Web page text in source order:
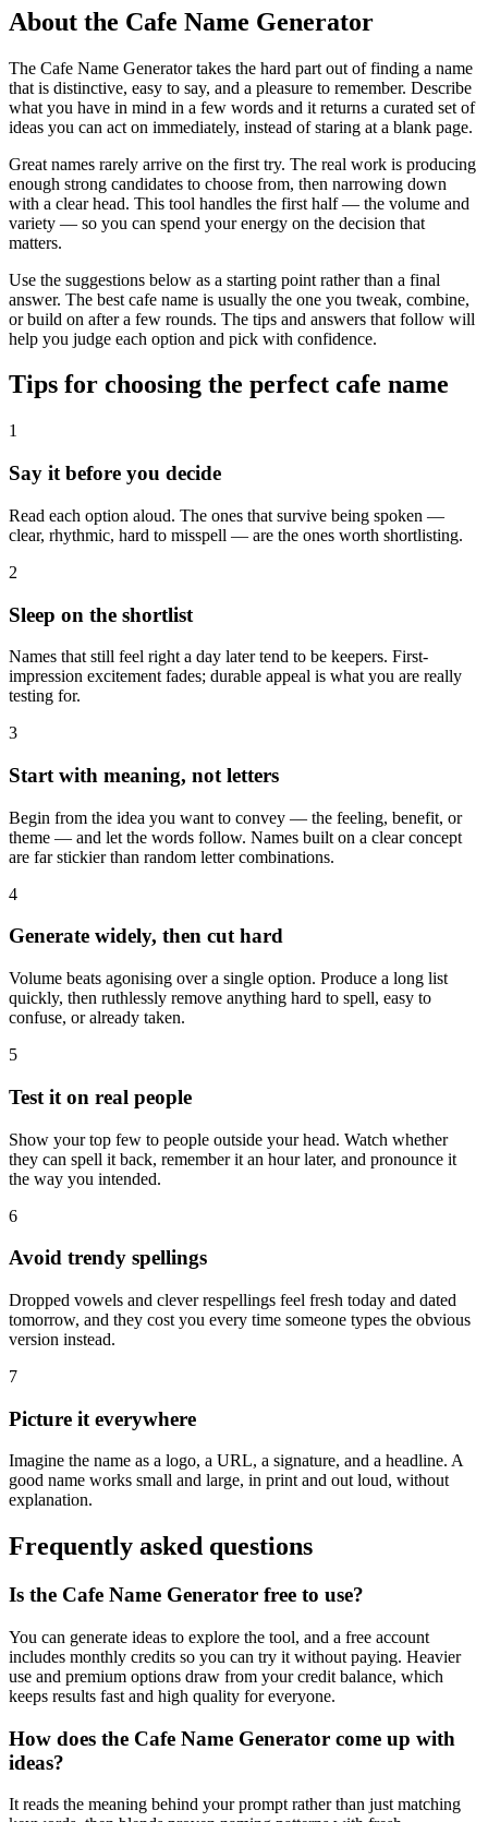
About the Cafe Name Generator
The Cafe Name Generator takes the hard part out of finding a name
that is distinctive, easy to say, and a pleasure to remember. Describe
what you have in mind in a few words and it returns a curated set of
ideas you can act on immediately, instead of staring at a blank page.
Great names rarely arrive on the first try. The real work is producing
enough strong candidates to choose from, then narrowing down
with a clear head. This tool handles the first half — the volume and
variety — so you can spend your energy on the decision that
matters.
Use the suggestions below as a starting point rather than a final
answer. The best cafe name is usually the one you tweak, combine,
or build on after a few rounds. The tips and answers that follow will
help you judge each option and pick with confidence.
Tips for choosing the perfect cafe name
1
Say it before you decide
Read each option aloud. The ones that survive being spoken —
clear, rhythmic, hard to misspell — are the ones worth shortlisting.
2
Sleep on the shortlist
Names that still feel right a day later tend to be keepers. First-
impression excitement fades; durable appeal is what you are really
testing for.
3
Start with meaning, not letters
Begin from the idea you want to convey — the feeling, benefit, or
theme — and let the words follow. Names built on a clear concept
are far stickier than random letter combinations.
4
Generate widely, then cut hard
Volume beats agonising over a single option. Produce a long list
quickly, then ruthlessly remove anything hard to spell, easy to
confuse, or already taken.
5
Test it on real people
Show your top few to people outside your head. Watch whether
they can spell it back, remember it an hour later, and pronounce it
the way you intended.
6
Avoid trendy spellings
Dropped vowels and clever respellings feel fresh today and dated
tomorrow, and they cost you every time someone types the obvious
version instead.
7
Picture it everywhere
Imagine the name as a logo, a URL, a signature, and a headline. A
good name works small and large, in print and out loud, without
explanation.
Frequently asked questions
Is the Cafe Name Generator free to use?
You can generate ideas to explore the tool, and a free account
includes monthly credits so you can try it without paying. Heavier
use and premium options draw from your credit balance, which
keeps results fast and high quality for everyone.
How does the Cafe Name Generator come up with
ideas?
It reads the meaning behind your prompt rather than just matching